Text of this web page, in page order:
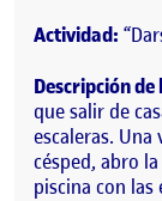
Actividad:
Descripción
que salir de
escaleras.
césped, abro
piscina con las